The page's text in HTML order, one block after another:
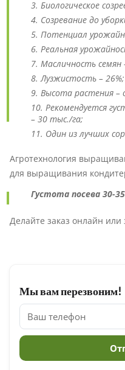
Биологическое
Созревание до
Потенциал
Реальная
Масличность семян
Лузжистость – 26%;
Высота растения –
Рекомендуется
– 30 тыс./га;
Один из лучших
Агротехнология
для выращивания
Густота посева 30-
Делайте заказ онлайн
Мы вам перезвоним!